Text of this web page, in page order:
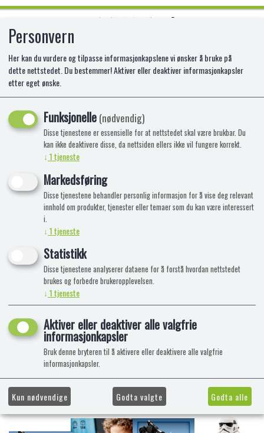
LEGO 75370 STORMSOLDAT-
KAMPROBOT
LE-75370
Personvern
Her kan du vurdere og tilpasse informasjonkapslene vi ønsker å bruke på
dette nettstedet. Du bestemmer! Aktiver eller deaktiver informasjonkapsler
etter eget ønske.
Funksjonelle(nødvendig)
Disse tjenestene er essensielle for at nettstedet skal være brukbar. Du
kan ikke deaktivere disse, da nettsiden ellers ikke vil fungere korrekt.
↓ 1tjeneste
Markedsføring
Disse tjenestene behandler personlig informasjon for å vise deg relevant
innhold om produkter, tjenester eller temaer som du kan være interessert
i.
↓ 1tjeneste
Statistikk
Disse tjenestene analyserer dataene for å forstå hvordan nettstedet
brukes og forbedre brukeropplevelsen.
↓ 1tjeneste
Aktiver eller deaktiver alle valgfrie
informasjonkapsler
Bruk denne bryteren til å aktivere eller deaktivere alle valgfrie
informasjonkapsler.
Kun nødvendige Godta valgte Godta alle